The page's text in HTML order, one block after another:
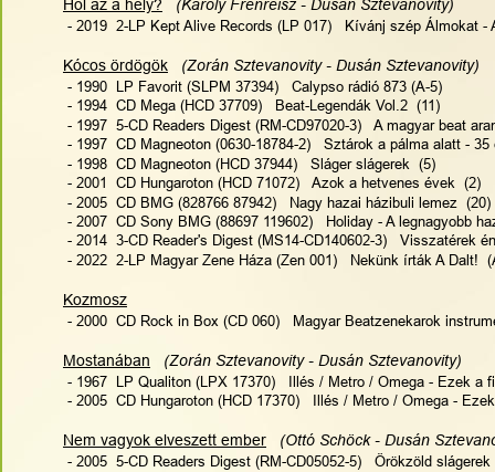
Hol az a hely?
(Károly Frenreisz - Dusán Sztevanovity)
- 2019  2-LP Kept Alive Records (LP 017)   Kívánj szép Álmokat
Kócos ördögök
(Zorán Sztevanovity - Dusán Sztevanovity)
- 1990  LP Favorit (SLPM 37394)   Calypso rádió 873 (A-5)
- 1994  CD Mega (HCD 37709)   Beat-Legendák Vol.2  (11)
- 1997  5-CD Readers Digest (RM-CD97020-3)   A magyar beat
- 1997  CD Magneoton (0630-18784-2)   Sztárok a pálma alatt -
- 1998  CD Magneoton (HCD 37944)   Sláger slágerek  (5)
- 2001  CD Hungaroton (HCD 71072)   Azok a hetvenes évek  (2)
- 2005  CD BMG (828766 87942)   Nagy hazai házibuli lemez  (20)
- 2007  CD Sony BMG (88697 119602)   Holiday - A legnagyobb
- 2014  3-CD Reader's Digest (MS14-CD140602-3)   Visszatérek
- 2022  2-LP Magyar Zene Háza (Zen 001)   Nekünk írták A Dalt!
Kozmosz
- 2000  CD Rock in Box (CD 060)   Magyar Beatzenekarok
Mostanában
(Zorán Sztevanovity - Dusán Sztevanovity)
- 1967  LP Qualiton (LPX 17370)   Illés / Metro / Omega - Ezek a
- 2005  CD Hungaroton (HCD 17370)   Illés / Metro / Omega -
Nem vagyok elveszett ember
(Ottó Schöck - Dusán
- 2005  5-CD Readers Digest (RM-CD05052-5)   Örökzöld